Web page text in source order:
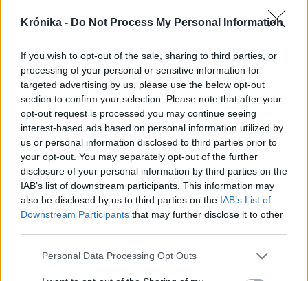
Krónika - Do Not Process My Personal Information
If you wish to opt-out of the sale, sharing to third parties, or
processing of your personal or sensitive information for
targeted advertising by us, please use the below opt-out
section to confirm your selection. Please note that after your
opt-out request is processed you may continue seeing
interest-based ads based on personal information utilized by
us or personal information disclosed to third parties prior to
your opt-out. You may separately opt-out of the further
disclosure of your personal information by third parties on the
IAB’s list of downstream participants. This information may
also be disclosed by us to third parties on the IAB’s List of
Downstream Participants that may further disclose it to other
Personal Data Processing Opt Outs
1 hozzászólás
Ezek is érdekelhetik
Krónika
„A legerősebb garancia” –
Megnevezte államfőjelöltjét
a Tisza Párt
Nyári szünidő: több